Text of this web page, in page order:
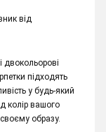
від
двокольорові
підходять
у будь-який
колір вашого
образу.